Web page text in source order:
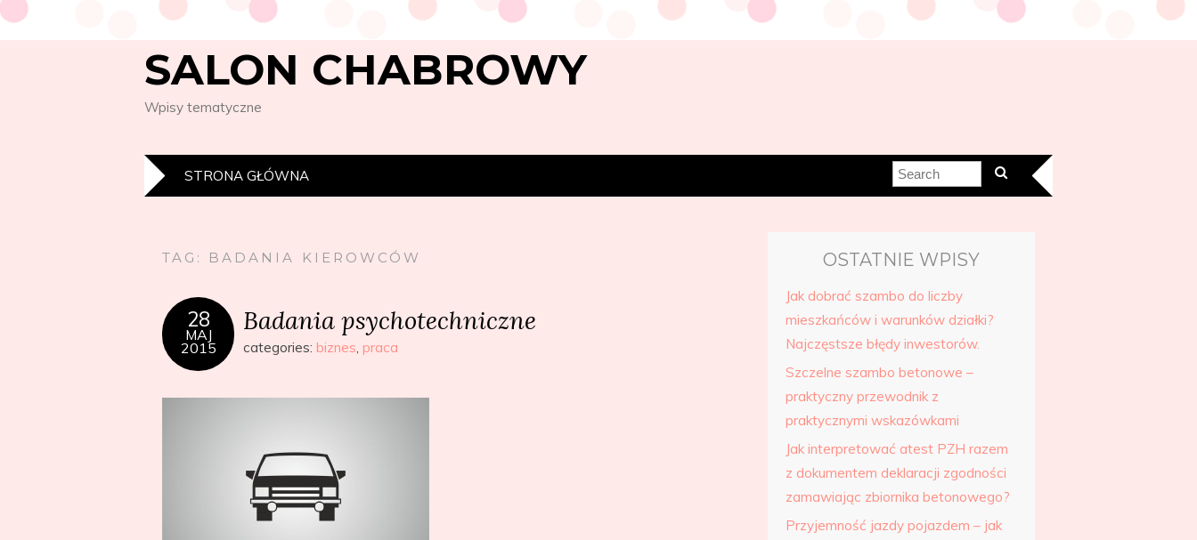
SALON CHABROWY
Wpisy tematyczne
STRONA GŁÓWNA
TAG: BADANIA KIEROWCÓW
28
MAJ
2015
Badania psychotechniczne
categories: biznes, praca
OSTATNIE WPISY
Jak dobrać szambo do liczby
mieszkańców i warunków działki?
Najczęstsze błędy inwestorów.
Szczelne szambo betonowe –
praktyczny przewodnik z
praktycznymi wskazówkami
Jak interpretować atest PZH razem
z dokumentem deklaracji zgodności
zamawiając zbiornika betonowego?
Przyjemność jazdy pojazdem – jak